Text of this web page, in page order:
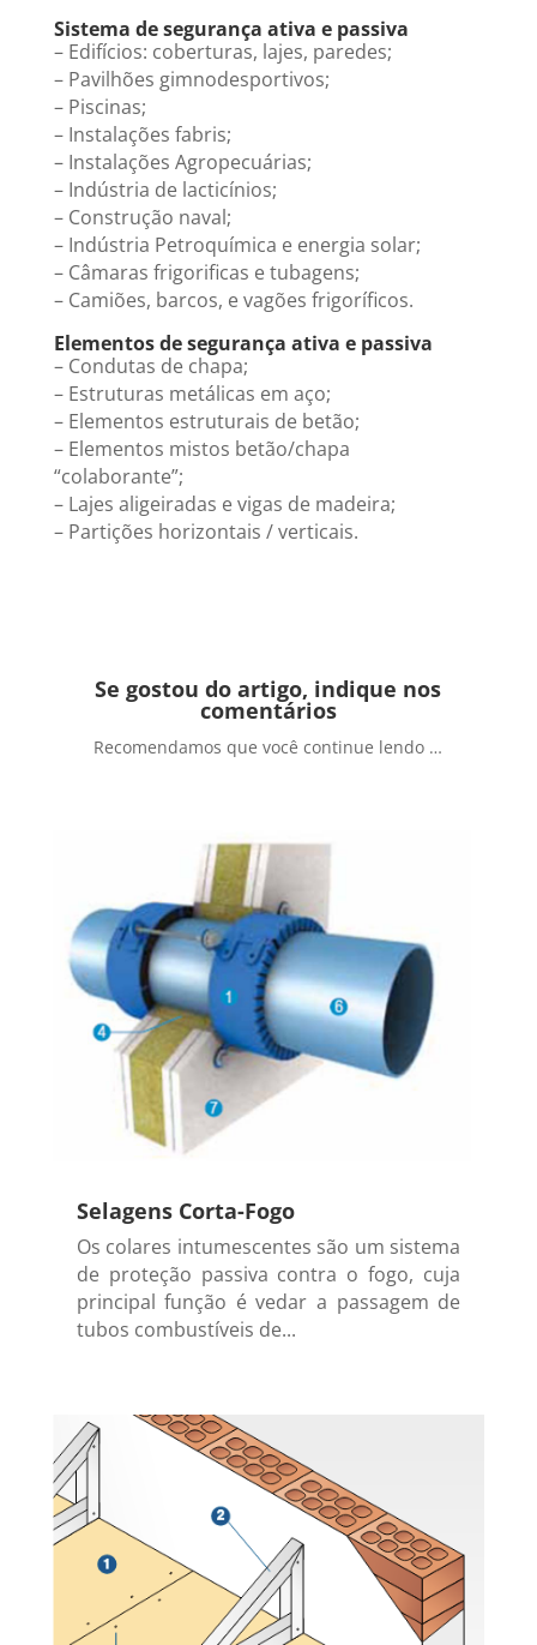
Sistema de segurança ativa e passiva
– Edifícios: coberturas, lajes, paredes;
– Pavilhões gimnodesportivos;
– Piscinas;
– Instalações fabris;
– Instalações Agropecuárias;
– Indústria de lacticínios;
– Construção naval;
– Indústria Petroquímica e energia solar;
– Câmaras frigorificas e tubagens;
– Camiões, barcos, e vagões frigoríficos.
Elementos de segurança ativa e passiva
– Condutas de chapa;
– Estruturas metálicas em aço;
– Elementos estruturais de betão;
– Elementos mistos betão/chapa
“colaborante”;
– Lajes aligeiradas e vigas de madeira;
– Partições horizontais / verticais.
Se gostou do artigo, indique nos
comentários
Recomendamos que você continue lendo …
Selagens Corta-Fogo
Os colares intumescentes são um sistema
de proteção passiva contra o fogo, cuja
principal função é vedar a passagem de
tubos combustíveis de...